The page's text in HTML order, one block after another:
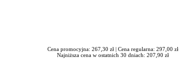
Cena promocyjna: 267,30 zł | Cena regularna: 297,00 zł
Najniższa cena w ostatnich 30 dniach: 207,90 zł